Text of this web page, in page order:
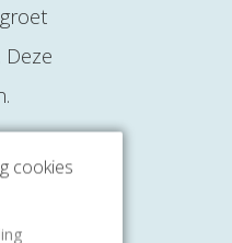
cookies